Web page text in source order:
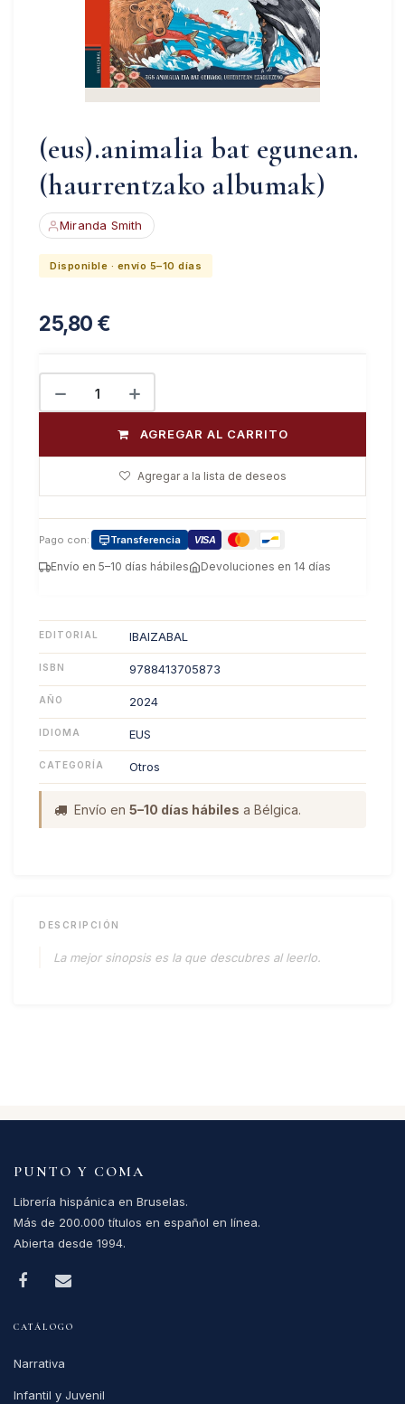
(eus).animalia bat egunean.
(haurrentzako albumak)
Miranda Smith
Disponible · envío 5–10 días
25,80 €
AGREGAR AL CARRITO
Agregar a la lista de deseos
Pago con: Transferencia VISA
Envío en 5–10 días hábiles Devoluciones en 14 días
EDITORIAL IBAIZABAL
ISBN 9788413705873
AÑO 2024
IDIOMA EUS
CATEGORÍA Otros
Envío en 5–10 días hábiles a Bélgica.
DESCRIPCIÓN
La mejor sinopsis es la que descubres al leerlo.
PUNTO Y COMA
Librería hispánica en Bruselas.
Más de 200.000 títulos en español en línea.
Abierta desde 1994.
CATÁLOGO
Narrativa
Infantil y Juvenil